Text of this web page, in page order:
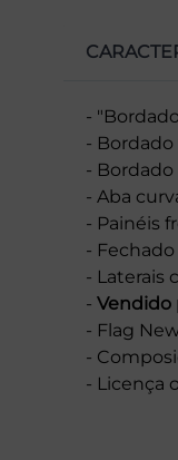
-
- Bordado
-
- Aba
- Painéis
-
- Laterais
- Vendido
- Flag
-
- Licença